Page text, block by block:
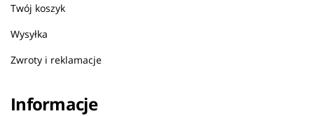
Twój koszyk
Wysyłka
Zwroty i reklamacje
Informacje